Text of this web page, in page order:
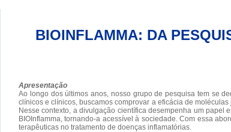
BIOINFLAMMA: DA
Apresentação
Ao longo dos últimos anos, nosso grupo de pesquisa tem se
clínicos e clínicos, buscamos comprovar a eficácia de
Nesse contexto, a divulgação científica desempenha um
BIOInflamma, tornando-a acessível à sociedade. Com essa
terapêuticas no tratamento de doenças inflamatórias.